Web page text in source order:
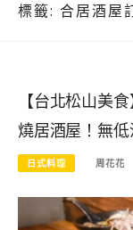
標籤: 合居酒屋
【台北松山美
燒居酒屋！無
日式料理 周花花